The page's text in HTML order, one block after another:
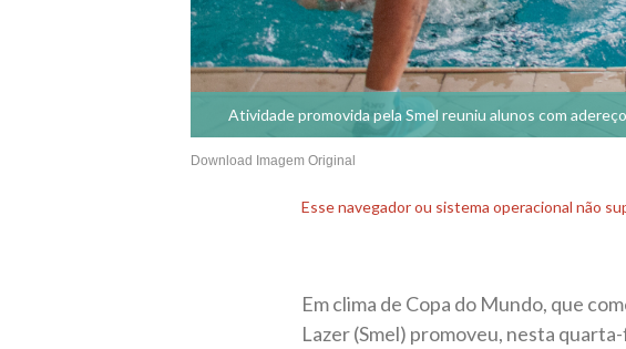
Atividade promovida pela Smel reuniu alunos com
Download Imagem Original
Esse navegador ou sistema operacional não
Em clima de Copa do Mundo, que
Lazer (Smel) promoveu, nesta